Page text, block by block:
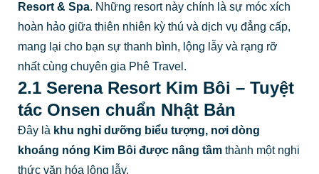
Resort & Spa. Những resort này chính là sự móc xích
hoàn hảo giữa thiên nhiên kỳ thú và dịch vụ đẳng cấp,
mang lại cho bạn sự thanh bình, lộng lẫy và rạng rỡ
nhất cùng chuyên gia Phê Travel.
2.1 Serena Resort Kim Bôi – Tuyệt
tác Onsen chuẩn Nhật Bản
Đây là khu nghỉ dưỡng biểu tượng, nơi dòng
khoáng nóng Kim Bôi được nâng tầmthành một nghi
thức văn hóa lộng lẫy.